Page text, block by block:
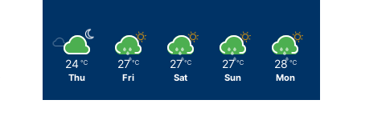
24 ℃
Thu
27 ℃
Fri
27 ℃
Sat
27 ℃
Sun
28 ℃
Mon